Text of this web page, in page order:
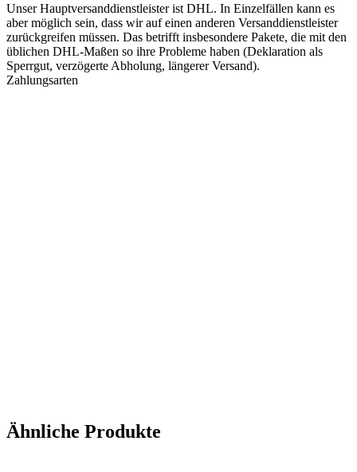
Unser Hauptversanddienstleister ist DHL. In Einzelfällen kann es
aber möglich sein, dass wir auf einen anderen Versanddienstleister
zurückgreifen müssen. Das betrifft insbesondere Pakete, die mit den
üblichen DHL-Maßen so ihre Probleme haben (Deklaration als
Sperrgut, verzögerte Abholung, längerer Versand).
Zahlungsarten
Ähnliche Produkte